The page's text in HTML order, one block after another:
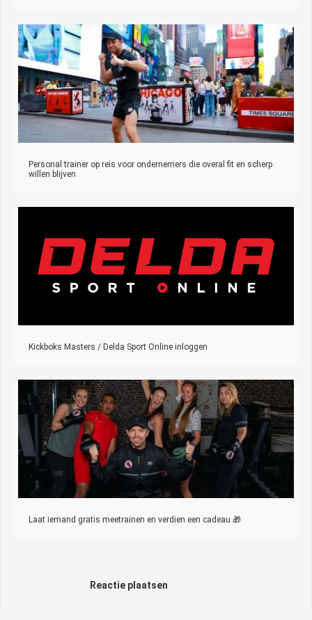
Personal trainer op reis voor ondernemers die overal fit en scherp
willen blijven
Kickboks Masters / Delda Sport Online inloggen
Laat iemand gratis meetrainen en verdien een cadeau 🎁
Reactie plaatsen